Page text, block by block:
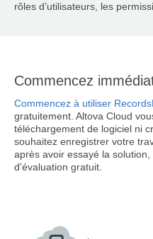
rôles d’utilisateurs, les
Commencez
Commencez à utiliser
gratuitement. Altova Cloud
téléchargement de logiciel ni
souhaitez enregistrer votre
après avoir essayé la
d'évaluation gratuit.